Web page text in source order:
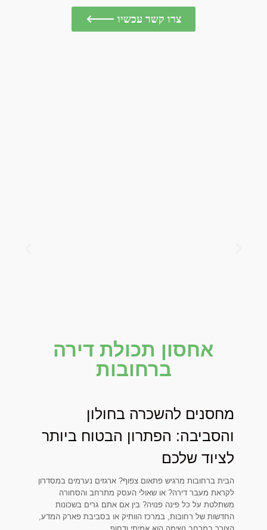
צרו קשר עכשיו 🡐
אחסון תכולת דירה
ברחובות
מחסנים להשכרה בחולון
והסביבה: הפתרון הבטוח ביותר
לציוד שלכם
הבית ברחובות מרגיש פתאום צפוף? ארגזים נערמים במסדרון
לקראת מעבר דירה? או שאולי העסק מתרחב והסחורה
משתלטת על כל פינה פנויה? בין אם אתם גרים בשכונות
החדשות של רחובות, במרכז הוותיק או בסביבת פארק המדע,